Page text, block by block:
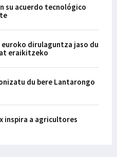
su acuerdo tecnológico
dirulaguntza jaso du
eraikitzeko
du bere Lantarongo
inspira a agricultores